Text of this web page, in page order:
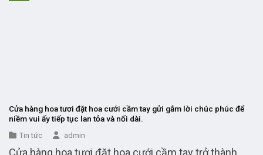
Cửa hàng hoa tươi đặt hoa cưới cầm tay gửi gắm lời chúc phúc để
niềm vui ấy tiếp tục lan tỏa và nối dài.
Tin tức admin
Cửa hàng hoa tươi đặt hoa cưới cầm tay trở thành